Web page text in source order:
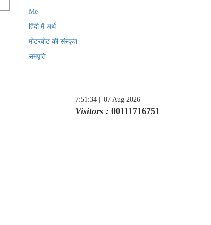
Me
हिंदी में अर्थ
मोटरबोट की संस्कृत
समपृति
7:51:34 || 07 Aug 2026
Visitors : 00111716751